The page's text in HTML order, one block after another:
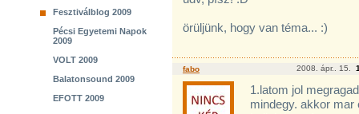
Fesztiválblog 2009
Pécsi Egyetemi Napok
2009
VOLT 2009
Balatonsound 2009
EFOTT 2009
örüljünk, hogy van téma... :)
fabo 2008. ápr.. 15.
1.latom jol
mindegy. akkor